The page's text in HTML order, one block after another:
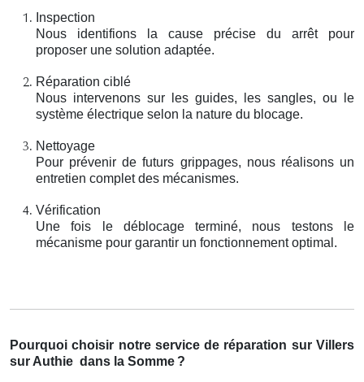
Inspection
Nous identifions la cause précise du arrêt pour
proposer une solution adaptée.
Réparation ciblé
Nous intervenons sur les guides, les sangles, ou le
système électrique selon la nature du blocage.
Nettoyage
Pour prévenir de futurs grippages, nous réalisons un
entretien complet des mécanismes.
Vérification
Une fois le déblocage terminé, nous testons le
mécanisme pour garantir un fonctionnement optimal.
Pourquoi choisir notre service de réparation sur Villers
sur Authie dans la Somme ?